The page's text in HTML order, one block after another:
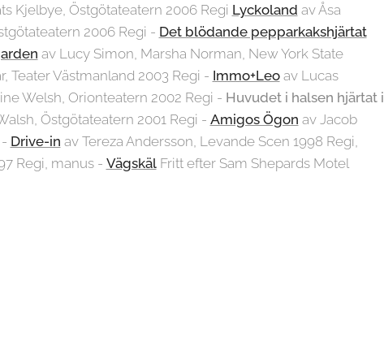
Kjelbye, Östgötateatern 2006 Regi Lyckoland av Åsa
2006 Regi - Det blödande pepparkakshjärtat
av Lucy Simon, Marsha Norman, New York State
Teater Västmanland 2003 Regi - Immo+Leoav Lucas
Welsh, Orionteatern 2002 Regi - Huvudet i halsen hjärtat i
Östgötateatern 2001 Regi - Amigos Ögon av Jacob
Drive-in av Tereza Andersson, Levande Scen 1998 Regi,
Regi, manus - VägskälFritt efter Sam Shepards Motel